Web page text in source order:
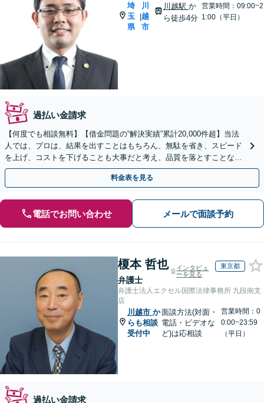
埼
玉
県
|
川
越
市
川越駅 か
ら徒歩4分
営業時間：09:00~2
1:00（平日）
過払い金請求
【何度でも相談無料】【借金問題の“解決実績”累計20,000件超】当法
人では、プロは、結果を出すことはもちろん、無駄を省き、スピード
を上げ、コストを下げることも大事だと考え、品質を落とすことな
く、費用を可能な限り安くすることにこだわります。
料金表を見る
電話でお問い合わせ メールで面談予約
榎本 哲也
弁護士
インタビュ
ーを見る
東京都
弁護士法人エクセル国際法律事務所 九段南支
店
川越市 か
らも相談
受付中
面談方法(対面・
電話・ビデオな
ど)は応相談
営業時間：0
0:00~23:59
（平日）
過払い金請求